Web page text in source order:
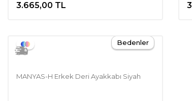
3.665,00 TL
Bedenler
MANYAS-H Erkek Deri Ayakkabı Siyah